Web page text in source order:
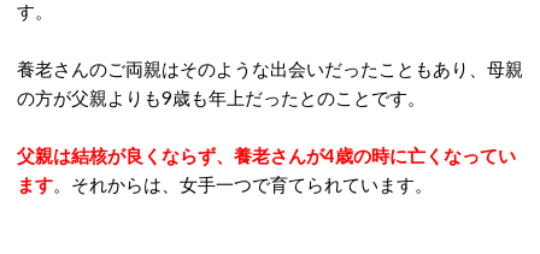
す。
養老さんのご両親はそのような出会いだったこともあり、母親
の方が父親よりも9歳も年上だったとのことです。
父親は結核が良くならず、養老さんが4歳の時に亡くなってい
ます。それからは、女手一つで育てられています。